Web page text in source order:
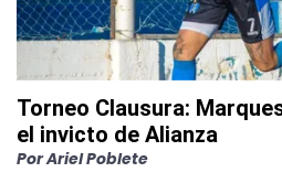
Torneo Clausura:
el invicto de Alianza
PorAriel Poblete